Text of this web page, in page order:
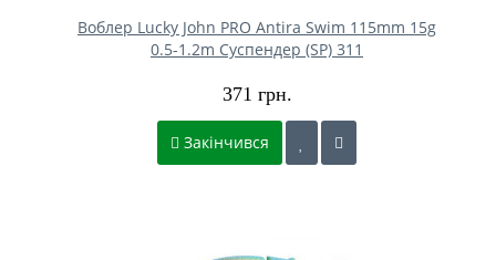
Воблер Lucky John PRO Antira Swim 115mm 15g
0.5-1.2m Cуспендер (SP) 311
371 грн.
Закінчився